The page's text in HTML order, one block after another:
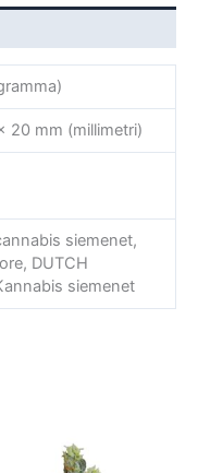
20 mm (millimetri)
siemenet,
DUTCH
siemenet